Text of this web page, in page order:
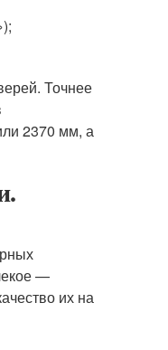
Точнее
2370 мм, а
—
их на